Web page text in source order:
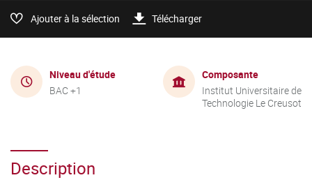
Ajouter à la sélection Télécharger
Niveau d'étude
BAC +1
Composante
Institut Universitaire de
Technologie Le Creusot
Description